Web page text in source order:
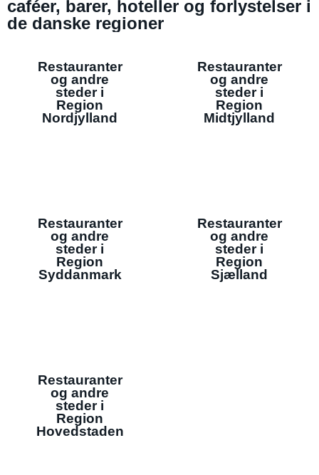
caféer, barer, hoteller og forlystelser i
de danske regioner
Restauranter
og andre
steder i
Region
Nordjylland
Restauranter
og andre
steder i
Region
Midtjylland
Restauranter
og andre
steder i
Region
Syddanmark
Restauranter
og andre
steder i
Region
Sjælland
Restauranter
og andre
steder i
Region
Hovedstaden